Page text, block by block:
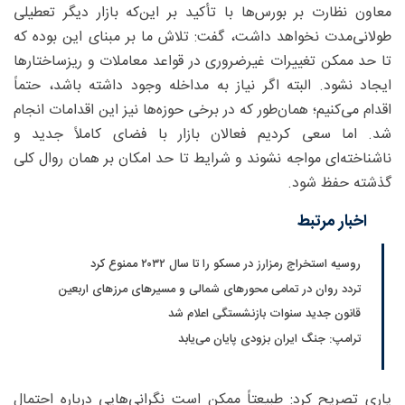
معاون نظارت بر بورس‌ها با تأکید بر این‌که بازار دیگر تعطیلی
طولانی‌مدت نخواهد داشت، گفت: تلاش ما بر مبنای این بوده که
تا حد ممکن تغییرات غیرضروری در قواعد معاملات و ریزساختارها
ایجاد نشود. البته اگر نیاز به مداخله وجود داشته باشد، حتماً
اقدام می‌کنیم؛ همان‌طور که در برخی حوزه‌ها نیز این اقدامات انجام
شد. اما سعی کردیم فعالان بازار با فضای کاملاً جدید و
ناشناخته‌ای مواجه نشوند و شرایط تا حد امکان بر همان روال کلی
گذشته حفظ شود.
اخبار مرتبط
روسیه استخراج رمزارز در مسکو را تا سال ۲۰۳۲ ممنوع کرد
تردد روان در تمامی محورهای شمالی و مسیرهای مرزهای اربعین
قانون جدید سنوات بازنشستگی اعلام شد
ترامپ: جنگ ایران بزودی پایان می‌یابد